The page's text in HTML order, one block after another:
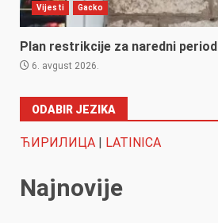
Vijesti Gacko
Plan restrikcije za naredni period
6. avgust 2026.
ODABIR JEZIKA
ЋИРИЛИЦА | LATINICA
Najnovije